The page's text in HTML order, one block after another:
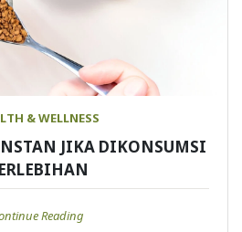
& WELLNESS
JIKA DIKONSUMSI
Reading